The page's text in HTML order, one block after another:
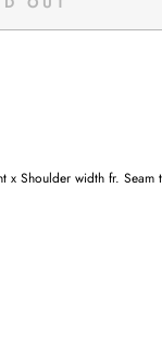
Shoulder width fr. Seam